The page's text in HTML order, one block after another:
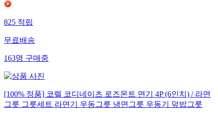
825적립
무료배송
163명구매중
[100% 정품] 코렐 코디네이츠 로즈몬트 면기 4P (6인치) / 라면
그릇 그릇세트 라면기 우동그릇 냉면그릇 우동기 덮밥그릇